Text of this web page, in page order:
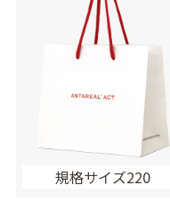
規格サイズ220